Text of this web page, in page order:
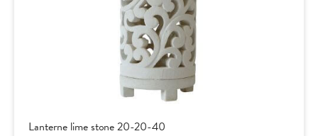
Lanterne lime stone 20-20-40